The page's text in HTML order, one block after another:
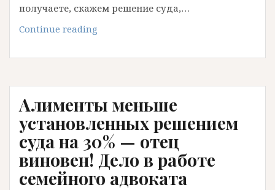
получаете, скажем решение суда,…
Continue reading
в
размера
алиментов
ребенка.
Москва
Алименты меньше
установленных решением
суда на 30% — отец
виновен! Дело в работе
семейного адвоката